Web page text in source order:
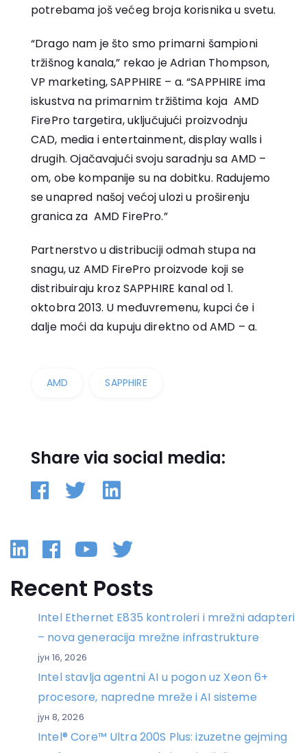
potrebama još većeg broja korisnika u svetu.
“Drago nam je što smo primarni šampioni
tržišnog kanala,” rekao je Adrian Thompson,
VP marketing, SAPPHIRE – a. “SAPPHIRE ima
iskustva na primarnim tržištima koja AMD
FirePro targetira, uključujući proizvodnju
CAD, media i entertainment, display walls i
drugih. Ojačavajući svoju saradnju sa AMD –
om, obe kompanije su na dobitku. Radujemo
se unapred našoj većoj ulozi u proširenju
granica za AMD FirePro.”
Partnerstvo u distribuciji odmah stupa na
snagu, uz AMD FirePro proizvode koji se
distribuiraju kroz SAPPHIRE kanal od 1.
oktobra 2013. U međuvremenu, kupci će i
dalje moći da kupuju direktno od AMD – a.
AMD SAPPHIRE
Share via social media:
Linkedin
Facebook
YouTube
Twitter
Recent Posts
Intel Ethernet E835 kontroleri i mrežni adapteri
– nova generacija mrežne infrastrukture
јун 16, 2026
Intel stavlja agentni AI u pogon uz Xeon 6+
procesore, napredne mreže i AI sisteme
јун 8, 2026
Intel® Core™ Ultra 200S Plus: izuzetne gejming